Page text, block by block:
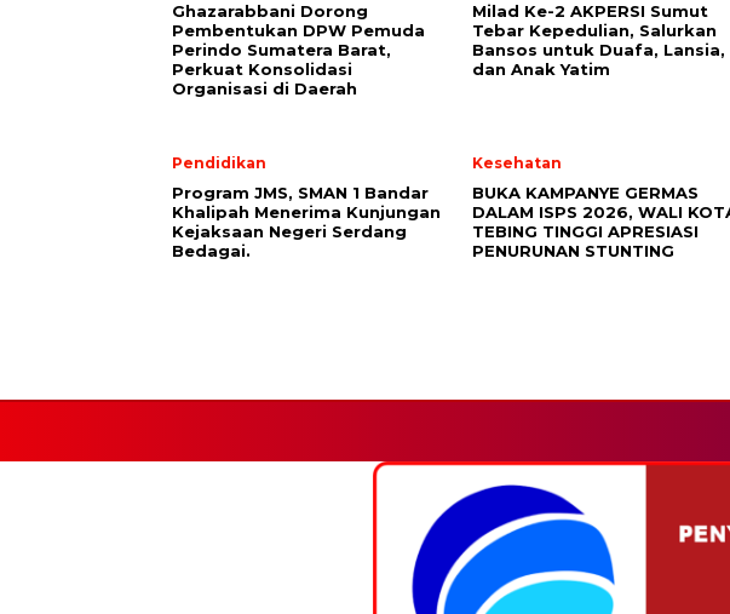
Ghazarabbani Dorong
Pembentukan DPW Pemuda
Perindo Sumatera Barat,
Perkuat Konsolidasi
Organisasi di Daerah
Milad Ke-2 AKPERSI Sumut
Tebar Kepedulian, Salurkan
Bansos untuk Duafa, Lansia,
dan Anak Yatim
Pendidikan
Program JMS, SMAN 1 Bandar
Khalipah Menerima Kunjungan
Kejaksaan Negeri Serdang
Bedagai.
Kesehatan
BUKA KAMPANYE GERMAS
DALAM ISPS 2026, WALI
TEBING TINGGI APRESIASI
PENURUNAN STUNTING
Facebook.com
Instagram.com